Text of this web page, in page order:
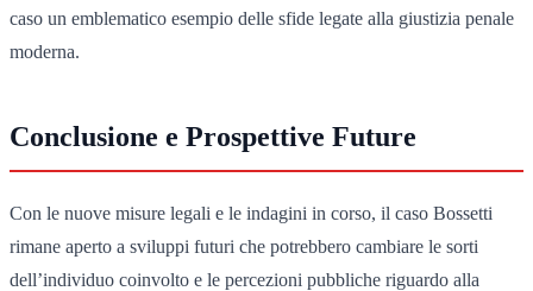
caso un emblematico esempio delle sfide legate alla giustizia penale
moderna.
Conclusione e Prospettive Future
Con le nuove misure legali e le indagini in corso, il caso Bossetti
rimane aperto a sviluppi futuri che potrebbero cambiare le sorti
dell’individuo coinvolto e le percezioni pubbliche riguardo alla